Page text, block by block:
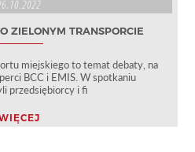
ZIELONYM TRANSPORCIE
miejskiego to temat debaty, na
BCC i EMIS. W spotkaniu
przedsiębiorcy i fi